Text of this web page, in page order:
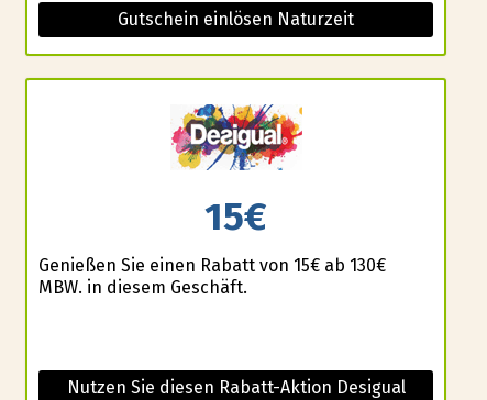
Gutschein einlösen Naturzeit
15€
Genießen Sie einen Rabatt von 15€ ab 130€
MBW. in diesem Geschäft.
Nutzen Sie diesen Rabatt-Aktion Desigual